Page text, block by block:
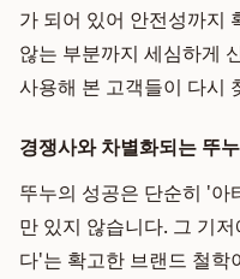
가 되어 있어 안전성까지
않는 부분까지 세심하게
사용해 본 고객들이 다시
경쟁사와 차별화되는 뚜
뚜누의 성공은 단순히 '아
만 있지 않습니다. 그 기
다'는 확고한 브랜드 철학